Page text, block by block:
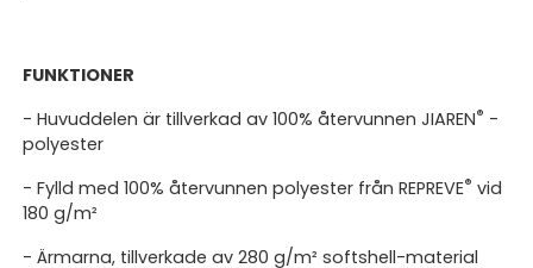
FUNKTIONER
- Huvuddelen är tillverkad av 100% återvunnen JIAREN® -
polyester
- Fylld med 100% återvunnen polyester från REPREVE® vid
180 g/m²
- Ärmarna, tillverkade av 280 g/m² softshell-material